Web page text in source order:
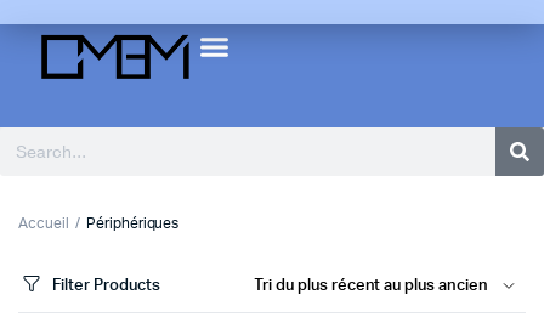
Accueil Périphériques
Filter Products